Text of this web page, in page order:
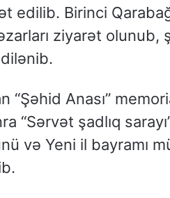
edilib. Birinci
ziyarət olunub,
“Şəhid Anası”
“Sərvət şadlıq
və Yeni il bayramı